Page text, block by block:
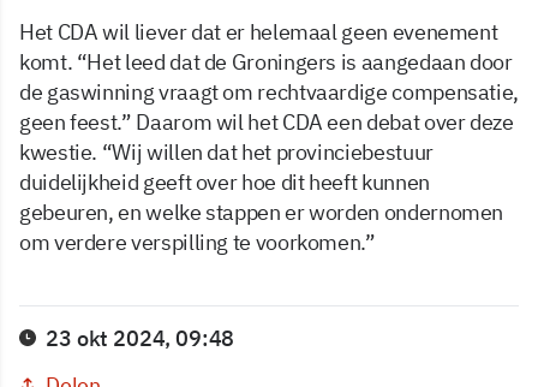
Het CDA wil liever dat er helemaal geen evenement
komt. “Het leed dat de Groningers is aangedaan door
de gaswinning vraagt om rechtvaardige compensatie,
geen feest.” Daarom wil het CDA een debat over deze
kwestie. “Wij willen dat het provinciebestuur
duidelijkheid geeft over hoe dit heeft kunnen
gebeuren, en welke stappen er worden ondernomen
om verdere verspilling te voorkomen.”
23 okt 2024, 09:48